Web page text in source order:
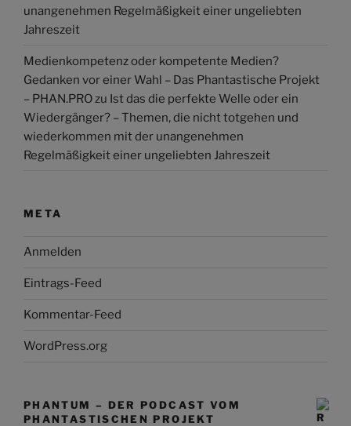
unangenehmen Regelmäßigkeit einer ungeliebten
Jahreszeit
Medienkompetenz oder kompetente Medien?
Gedanken vor einer Wahl – Das Phantastische Projekt
– PHAN.PRO zu Ist das die perfekte Welle oder ein
Wiedergänger? – Themen, die nicht totgehen und
wiederkommen mit der unangenehmen
Regelmäßigkeit einer ungeliebten Jahreszeit
META
Anmelden
Eintrags-Feed
Kommentar-Feed
WordPress.org
PHANTUM – DER PODCAST VOM
PHANTASTISCHEN PROJEKT